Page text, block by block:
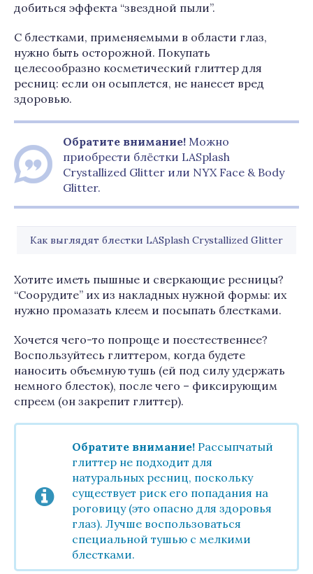
добиться эффекта “звездной пыли”.
С блестками, применяемыми в области глаз,
нужно быть осторожной. Покупать
целесообразно косметический глиттер для
ресниц: если он осыплется, не нанесет вред
здоровью.
Обратите внимание! Можно
приобрести блёстки LASplash
Crystallized Glitter или NYX Face & Body
Glitter.
Как выглядят блестки LASplash Crystallized Glitter
Хотите иметь пышные и сверкающие ресницы?
“Соорудите” их из накладных нужной формы: их
нужно промазать клеем и посыпать блестками.
Хочется чего-то попроще и поестественнее?
Воспользуйтесь глиттером, когда будете
наносить объемную тушь (ей под силу удержать
немного блесток), после чего – фиксирующим
спреем (он закрепит глиттер).
Обратите внимание! Рассыпчатый
глиттер не подходит для
натуральных ресниц, поскольку
существует риск его попадания на
роговицу (это опасно для здоровья
глаз). Лучше воспользоваться
специальной тушью с мелкими
блестками.